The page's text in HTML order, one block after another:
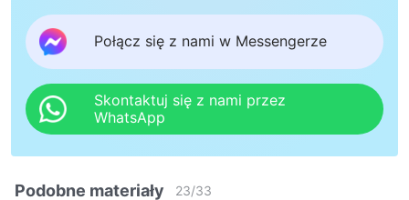
Połącz się z nami w Messengerze
Skontaktuj się z nami przez
WhatsApp
Podobne materiały 23/33